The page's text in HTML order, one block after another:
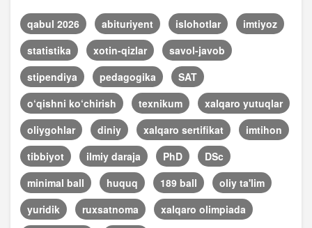
qabul 2026 abituriyent islohotlar
imtiyoz
statistika
xotin-qizlar
savol-javob
stipendiya
pedagogika
SAT
o‘qishni ko‘chirish
texnikum
xalqaro yutuqlar
oliygohlar
diniy xalqaro sertifikat
imtihon
tibbiyot
ilmiy daraja PhD
DSc
minimal ball
huquq 189 ball
oliy ta'lim
yuridik
ruxsatnoma
xalqaro olimpiada